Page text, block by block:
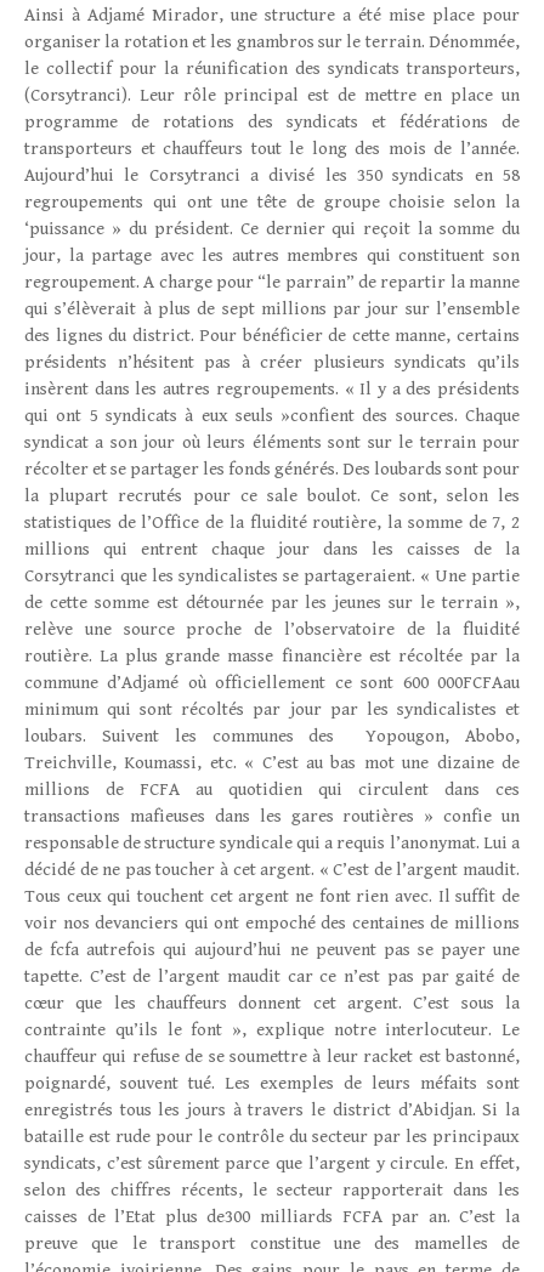
Ainsi à Adjamé Mirador, une structure a été mise place pour
organiser la rotation et les gnambros sur le terrain. Dénommée,
le collectif pour la réunification des syndicats transporteurs,
(Corsytranci). Leur rôle principal est de mettre en place un
programme de rotations des syndicats et fédérations de
transporteurs et chauffeurs tout le long des mois de l’année.
Aujourd’hui le Corsytranci a divisé les 350 syndicats en 58
regroupements qui ont une tête de groupe choisie selon la
‘puissance » du président. Ce dernier qui reçoit la somme du
jour, la partage avec les autres membres qui constituent son
regroupement. A charge pour “le parrain” de repartir la manne
qui s’élèverait à plus de sept millions par jour sur l’ensemble
des lignes du district. Pour bénéficier de cette manne, certains
présidents n’hésitent pas à créer plusieurs syndicats qu’ils
insèrent dans les autres regroupements. « Il y a des présidents
qui ont 5 syndicats à eux seuls »confient des sources. Chaque
syndicat a son jour où leurs éléments sont sur le terrain pour
récolter et se partager les fonds générés. Des loubards sont pour
la plupart recrutés pour ce sale boulot. Ce sont, selon les
statistiques de l’Office de la fluidité routière, la somme de 7, 2
millions qui entrent chaque jour dans les caisses de la
Corsytranci que les syndicalistes se partageraient. « Une partie
de cette somme est détournée par les jeunes sur le terrain »,
relève une source proche de l’observatoire de la fluidité
routière. La plus grande masse financière est récoltée par la
commune d’Adjamé où officiellement ce sont 600 000FCFAau
minimum qui sont récoltés par jour par les syndicalistes et
loubars. Suivent les communes des Yopougon, Abobo,
Treichville, Koumassi, etc. « C’est au bas mot une dizaine de
millions de FCFA au quotidien qui circulent dans ces
transactions mafieuses dans les gares routières » confie un
responsable de structure syndicale qui a requis l’anonymat. Lui a
décidé de ne pas toucher à cet argent. « C’est de l’argent maudit.
Tous ceux qui touchent cet argent ne font rien avec. Il suffit de
voir nos devanciers qui ont empoché des centaines de millions
de fcfa autrefois qui aujourd’hui ne peuvent pas se payer une
tapette. C’est de l’argent maudit car ce n’est pas par gaité de
cœur que les chauffeurs donnent cet argent. C’est sous la
contrainte qu’ils le font », explique notre interlocuteur. Le
chauffeur qui refuse de se soumettre à leur racket est bastonné,
poignardé, souvent tué. Les exemples de leurs méfaits sont
enregistrés tous les jours à travers le district d’Abidjan. Si la
bataille est rude pour le contrôle du secteur par les principaux
syndicats, c’est sûrement parce que l’argent y circule. En effet,
selon des chiffres récents, le secteur rapporterait dans les
caisses de l’Etat plus de300 milliards FCFA par an. C’est la
preuve que le transport constitue une des mamelles de